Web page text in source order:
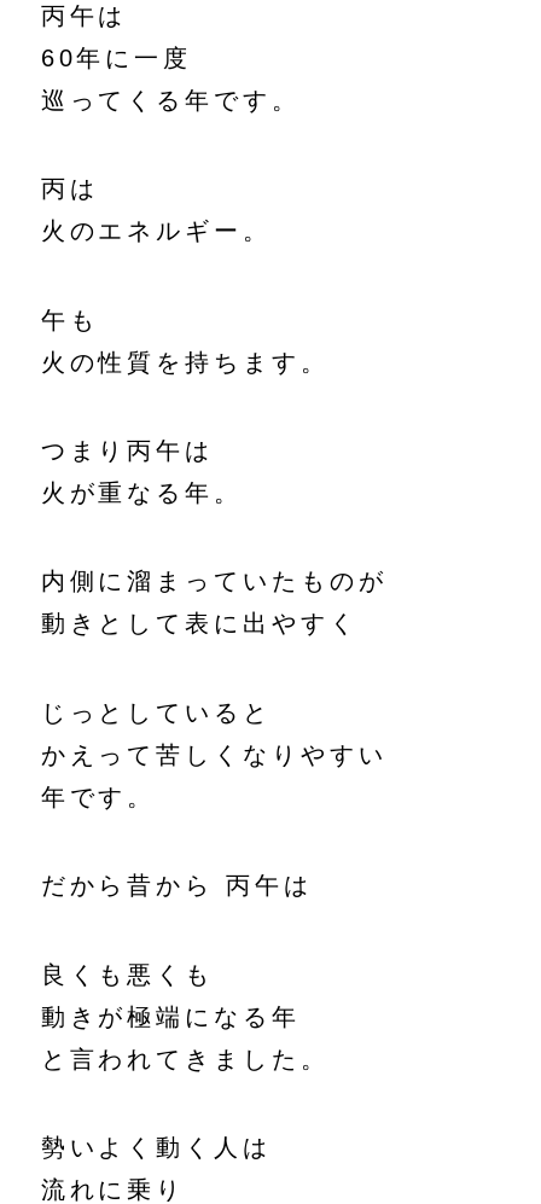
丙午は
60年に一度
巡ってくる年です。
丙は
火のエネルギー。
午も
火の性質を持ちます。
つまり丙午は
火が重なる年。
内側に溜まっていたものが
動きとして表に出やすく
じっとしていると
かえって苦しくなりやすい
年です。
だから昔から 丙午は
良くも悪くも
動きが極端になる年
と言われてきました。
勢いよく動く人は
流れに乗り